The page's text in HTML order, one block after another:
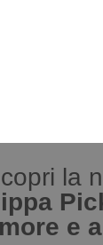
la
e